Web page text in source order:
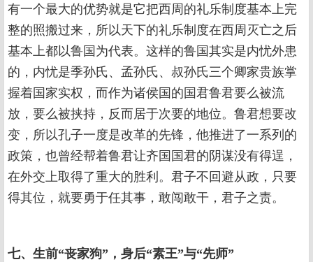
有一个最大的优势就是它把西周的礼乐制度基本上完
整的照搬过来，所以天下的礼乐制度在西周灭亡之后
基本上都以鲁国为代表。这样的鲁国其实是内忧外患
的，内忧是季孙氏、孟孙氏、叔孙氏三个卿家贵族掌
握着国家实权，而作为诸侯国的国君鲁君要么被流
放，要么被挟持，反而居于次要的地位。鲁君想要改
变，所以孔子一度是改革的先锋，他推进了一系列的
政策，也曾经帮着鲁君让齐国国君的阴谋没有得逞，
在外交上取得了重大的胜利。君子不回避从政，只要
得其位，就要勇于任其事，敢闯敢干，君子之责。
七、生前“丧家狗”，身后“素王”与“先师”